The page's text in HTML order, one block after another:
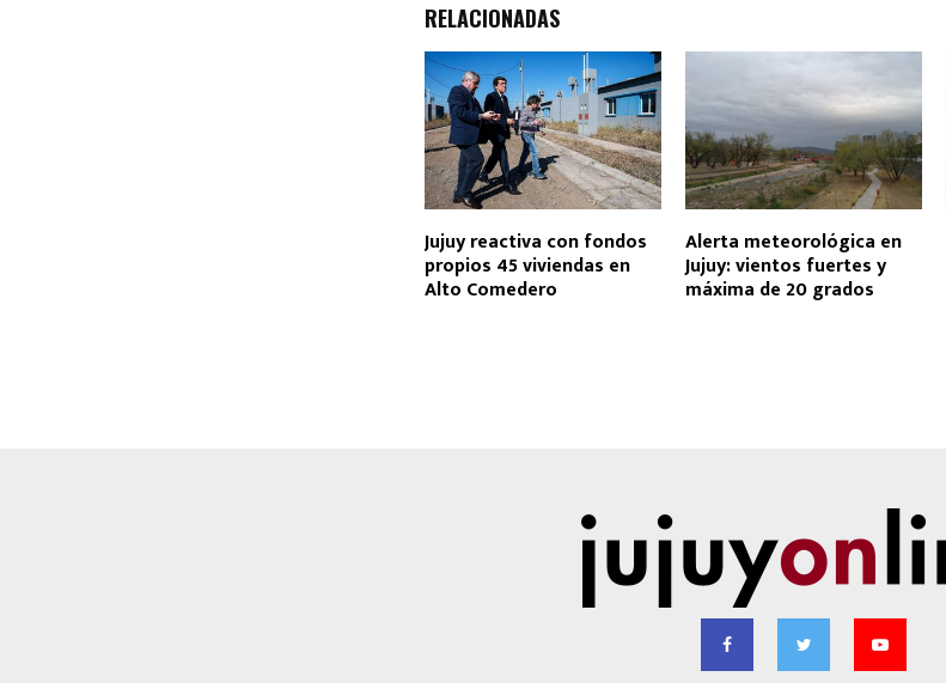
RELACIONADAS
Jujuy reactiva con fondos
propios 45 viviendas en
Alto Comedero
Alerta meteorológica en
Jujuy: vientos fuertes y
máxima de 20 grados